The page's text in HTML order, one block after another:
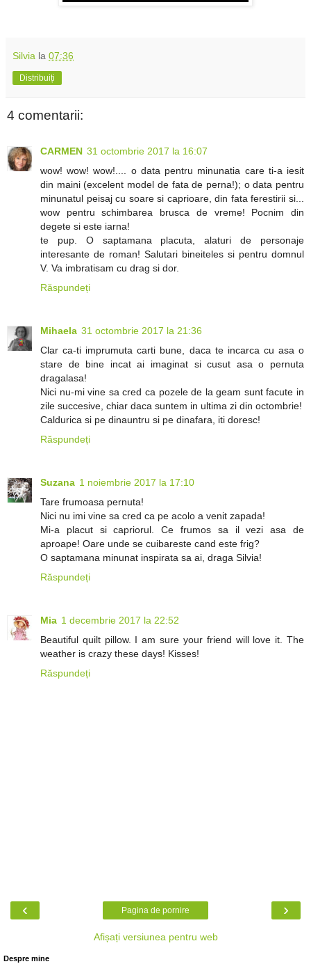
Silvia la 07:36
Distribuiți
4 comentarii:
CARMEN 31 octombrie 2017 la 16:07
wow! wow! wow!.... o data pentru minunatia care ti-a iesit
din maini (excelent model de fata de perna!); o data pentru
minunatul peisaj cu soare si caprioare, din fata ferestirii si...
wow pentru schimbarea brusca de vreme! Pocnim din
degete si este iarna!
te pup. O saptamana placuta, alaturi de personaje
interesante de roman! Salutari bineiteles si pentru domnul
V. Va imbratisam cu drag si dor.
Răspundeți
Mihaela 31 octombrie 2017 la 21:36
Clar ca-ti imprumuta carti bune, daca te incarca cu asa o
stare de bine incat ai imaginat si cusut asa o pernuta
dragalasa!
Nici nu-mi vine sa cred ca pozele de la geam sunt facute in
zile succesive, chiar daca suntem in ultima zi din octombrie!
Caldurica si pe dinauntru si pe dinafara, iti doresc!
Răspundeți
Suzana 1 noiembrie 2017 la 17:10
Tare frumoasa pernuta!
Nici nu imi vine sa cred ca pe acolo a venit zapada!
Mi-a placut si capriorul. Ce frumos sa il vezi asa de
aproape! Oare unde se cuibareste cand este frig?
O saptamana minunat inspirata sa ai, draga Silvia!
Răspundeți
Mia 1 decembrie 2017 la 22:52
Beautiful quilt pillow. I am sure your friend will love it. The
weather is crazy these days! Kisses!
Răspundeți
‹ ›
Pagina de pornire
Afișați versiunea pentru web
Despre mine